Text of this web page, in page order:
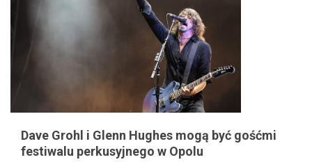
Dave Grohl i Glenn Hughes mogą być gośćmi
festiwalu perkusyjnego w Opolu